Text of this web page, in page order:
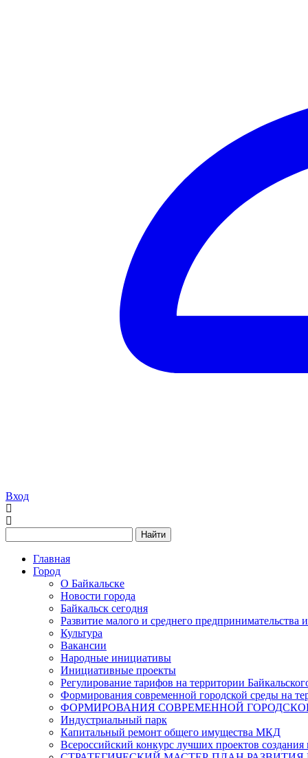
Вход
Найти
Главная
Город
О Байкальске
Новости города
Байкальск сегодня
Развитие малого и среднего предпринимательства
Культура
Вакансии
Народные инициативы
Инициативные проекты
Регулирование тарифов на территории
Формирования современной городской среды на
ФОРМИРОВАНИЯ СОВРЕМЕННОЙ
Индустриальный парк
Капитальный ремонт общего имущества МКД
Всероссийский конкурс лучших проектов